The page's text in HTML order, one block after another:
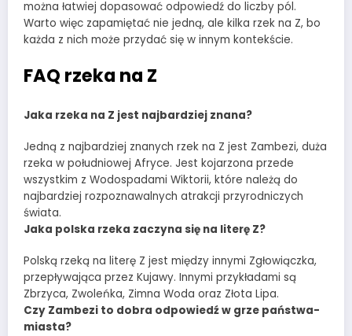
można łatwiej dopasować odpowiedź do liczby pól.
Warto więc zapamiętać nie jedną, ale kilka rzek na Z, bo
każda z nich może przydać się w innym kontekście.
FAQ rzeka na Z
Jaka rzeka na Z jest najbardziej znana?
Jedną z najbardziej znanych rzek na Z jest Zambezi, duża
rzeka w południowej Afryce. Jest kojarzona przede
wszystkim z Wodospadami Wiktorii, które należą do
najbardziej rozpoznawalnych atrakcji przyrodniczych
świata.
Jaka polska rzeka zaczyna się na literę Z?
Polską rzeką na literę Z jest między innymi Zgłowiączka,
przepływająca przez Kujawy. Innymi przykładami są
Zbrzyca, Zwoleńka, Zimna Woda oraz Złota Lipa.
Czy Zambezi to dobra odpowiedź w grze państwa-
miasta?